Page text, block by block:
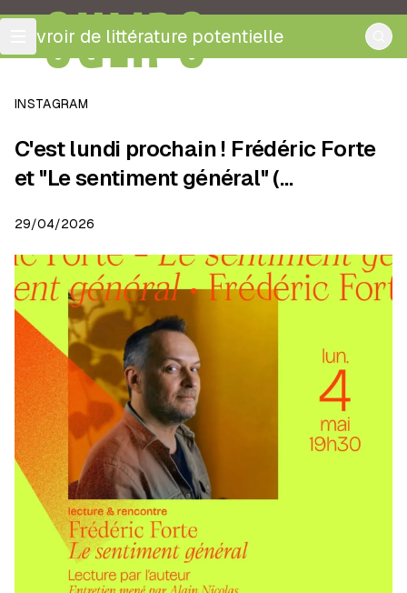
OULIPO
ouvroir de littérature potentielle
INSTAGRAM
C'est lundi prochain ! Frédéric Forte
et "Le sentiment général" (…
29/04/2026